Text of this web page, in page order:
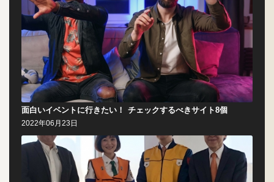
面白いイベントに行きたい！ チェックするべきサイト8個
2022年06月23日